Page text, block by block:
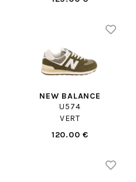
NEW BALANCE
U574
VERT
120.00 €